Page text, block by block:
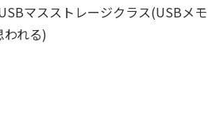
マスストレージクラス(USBメモ
われる)